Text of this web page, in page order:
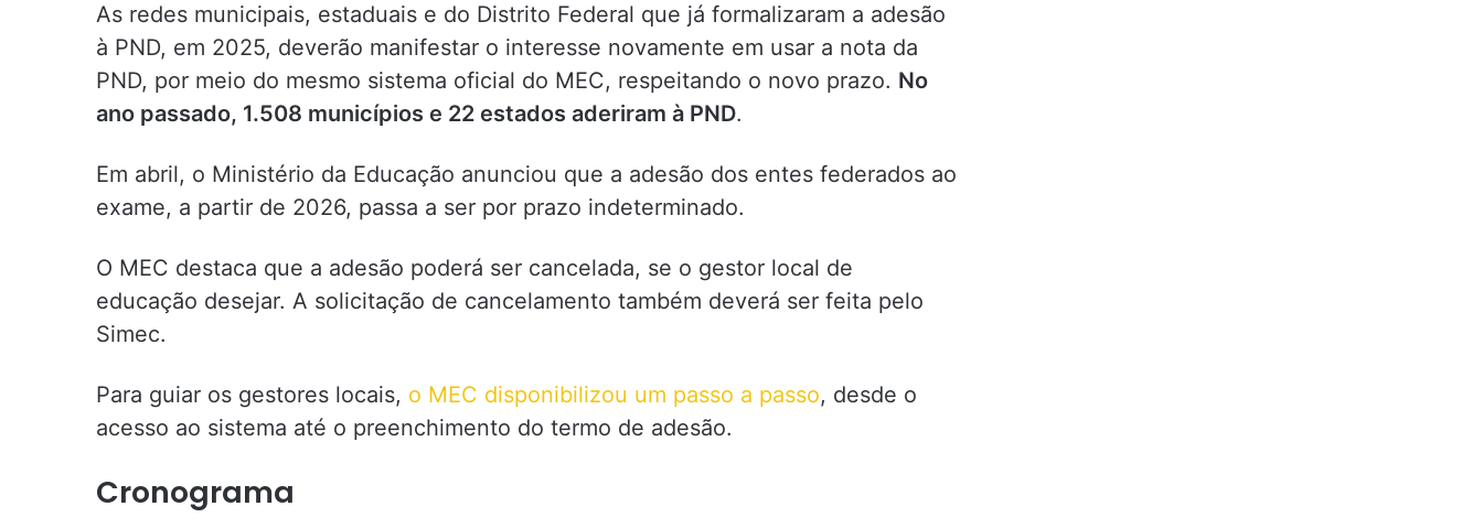
As redes municipais, estaduais e do Distrito Federal que já formalizaram a adesão
à PND, em 2025, deverão manifestar o interesse novamente em usar a nota da
PND, por meio do mesmo sistema oficial do MEC, respeitando o novo prazo. No
ano passado, 1.508 municípios e 22 estados aderiram à PND.
Em abril, o Ministério da Educação anunciou que a adesão dos entes federados ao
exame, a partir de 2026, passa a ser por prazo indeterminado.
O MEC destaca que a adesão poderá ser cancelada, se o gestor local de
educação desejar. A solicitação de cancelamento também deverá ser feita pelo
Simec.
Para guiar os gestores locais, o MEC disponibilizou um passo a passo, desde o
acesso ao sistema até o preenchimento do termo de adesão.
Cronograma